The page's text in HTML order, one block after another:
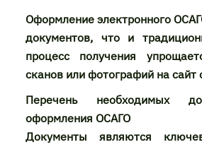
Оформление электронного
документов, что и
процесс получения
сканов или фотографий на сайт
Перечень необходимых
оформления ОСАГО
Документы являются